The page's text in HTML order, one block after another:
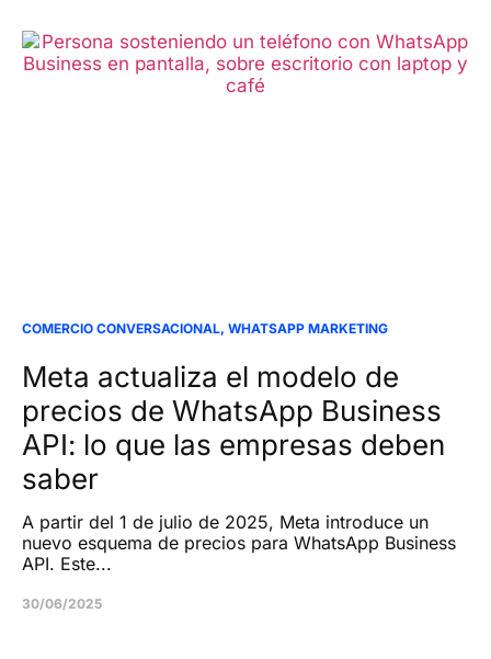
COMERCIO CONVERSACIONAL, WHATSAPP MARKETING
Meta actualiza el modelo de
precios de WhatsApp Business
API: lo que las empresas deben
saber
A partir del 1 de julio de 2025, Meta introduce un
nuevo esquema de precios para WhatsApp Business
API. Este...
30/06/2025